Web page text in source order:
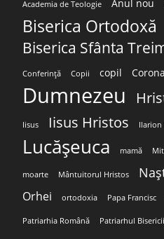
Academia de Teologie Anul nou
Biserica Ortodoxă
Biserica Sfânta
Conferință Copii copil
Dumnezeu
Iisus Iisus Hristos Ilarion
Lucășeuca mamă
moarte Mântuitorul Hristos
Orhei ortodoxia Papa Francisc
Patriarhia Română Patriarhul